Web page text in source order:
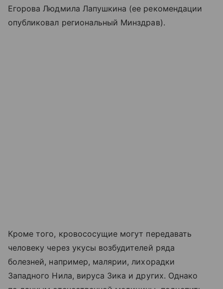
Егорова Людмила Лапушкина (ее рекомендации
опубликовал региональный Минздрав).
Кроме того, кровососущие могут передавать
человеку через укусы возбудителей ряда
болезней, например, малярии, лихорадки
Западного Нила, вируса Зика и других. Однако